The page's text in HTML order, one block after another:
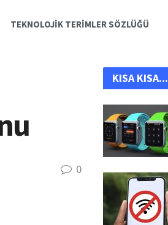
TEKNOLOJIK TERIMLER SÖZLÜĞÜ
0
KISA KISA...